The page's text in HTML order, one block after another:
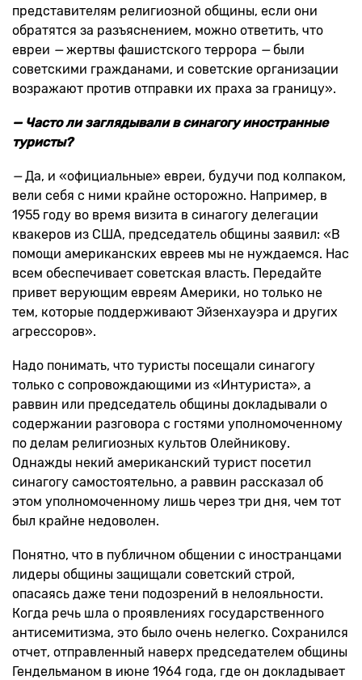
представителям религиозной общины, если они
обратятся за разъяснением, можно ответить, что
евреи —жертвы фашистского террора — были
советскими гражданами, и советские организации
возражают против отправки их праха за границу».
— Часто ли заглядывали в синагогу иностранные
туристы?
—Да, и «официальные» евреи, будучи под колпаком,
вели себя с ними крайне осторожно. Например, в
1955 году во время визита в синагогу делегации
квакеров из США, председатель общины заявил: «В
помощи американских евреев мы не нуждаемся. Нас
всем обеспечивает советская власть. Передайте
привет верующим евреям Америки, но только не
тем, которые поддерживают Эйзенхауэра и других
агрессоров».
Надо понимать, что туристы посещали синагогу
только с сопровождающими из «Интуриста», а
раввин или председатель общины докладывали о
содержании разговора с гостями уполномоченному
по делам религиозных культов Олейникову.
Однажды некий американский турист посетил
синагогу самостоятельно, а раввин рассказал об
этом уполномоченному лишь через три дня, чем тот
был крайне недоволен.
Понятно, что в публичном общении с иностранцами
лидеры общины защищали советский строй,
опасаясь даже тени подозрений в нелояльности.
Когда речь шла о проявлениях государственного
антисемитизма, это было очень нелегко. Сохранился
отчет, отправленный наверх председателем общины
Гендельманом в июне 1964 года, где он докладывает